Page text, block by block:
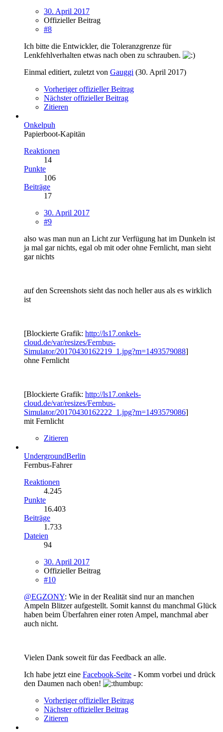
30. April 2017
Offizieller Beitrag
#8
Ich bitte die Entwickler, die Toleranzgrenze für
Lenkfehlverhalten etwas nach oben zu schrauben.
Einmal editiert, zuletzt von Gauggi (30. April 2017)
Vorheriger offizieller Beitrag
Nächster offizieller Beitrag
Zitieren
Onkelpuh
Papierboot-Kapitän
Reaktionen
14
Punkte
106
Beiträge
17
30. April 2017
#9
also was man nun an Licht zur Verfügung hat im Dunkeln ist
ja mal gar nichts, egal ob mit oder ohne Fernlicht, man sieht
gar nichts
auf den Screenshots sieht das noch heller aus als es wirklich
ist
[Blockierte Grafik: http://ls17.onkels-
cloud.de/var/resizes/Fernbus-
Simulator/20170430162219_1.jpg?m=1493579088]
ohne Fernlicht
[Blockierte Grafik: http://ls17.onkels-
cloud.de/var/resizes/Fernbus-
Simulator/20170430162222_1.jpg?m=1493579086]
mit Fernlicht
Zitieren
UndergroundBerlin
Fernbus-Fahrer
Reaktionen
4.245
Punkte
16.403
Beiträge
1.733
Dateien
94
30. April 2017
Offizieller Beitrag
#10
@EGZONY: Wie in der Realität sind nur an manchen
Ampeln Blitzer aufgestellt. Somit kannst du manchmal Glück
haben beim Überfahren einer roten Ampel, manchmal aber
auch nicht.
Vielen Dank soweit für das Feedback an alle.
Ich habe jetzt eine Facebook-Seite - Komm vorbei und drück
den Daumen nach oben!
Vorheriger offizieller Beitrag
Nächster offizieller Beitrag
Zitieren